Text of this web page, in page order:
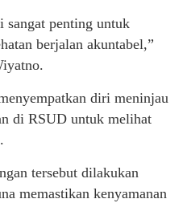
sangat penting untuk
berjalan akuntabel,”
diri meninjau
di RSUD untuk melihat
tersebut dilakukan
memastikan kenyamanan